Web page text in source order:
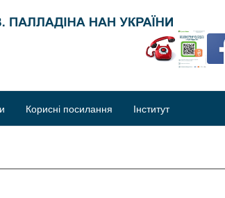
Оберіть свою мову
Корисні посилання Інститут